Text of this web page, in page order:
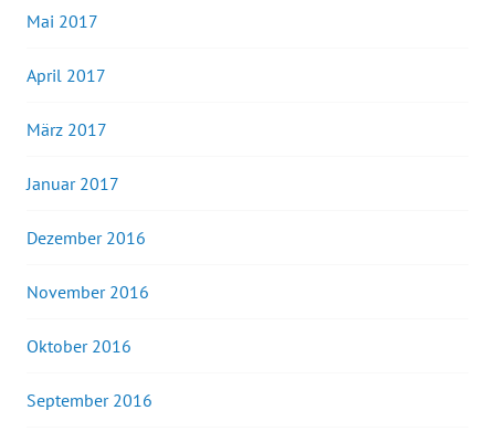
Mai 2017
April 2017
März 2017
Januar 2017
Dezember 2016
November 2016
Oktober 2016
September 2016